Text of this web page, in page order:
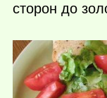
сторон до